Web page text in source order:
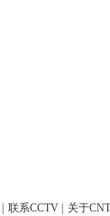
联系CCTV 关于